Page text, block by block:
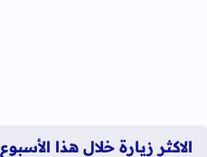
الاكثر زيارة خلال هذا الأسبوع